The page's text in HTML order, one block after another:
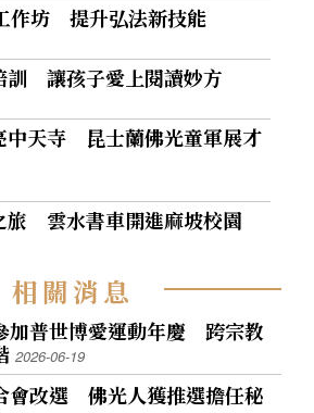
作坊 提升弘法新技能
訓 讓孩子愛上閱讀妙方
中天寺 昆士蘭佛光童軍展才
旅 雲水書車開進麻坡校園
相關消息
加普世博愛運動年慶 跨宗教
2026-06-19
會改選 佛光人獲推選擔任秘